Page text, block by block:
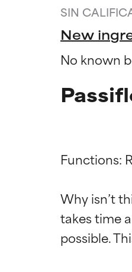
SIN
New
No known
Functions:
Why isn’t
takes time